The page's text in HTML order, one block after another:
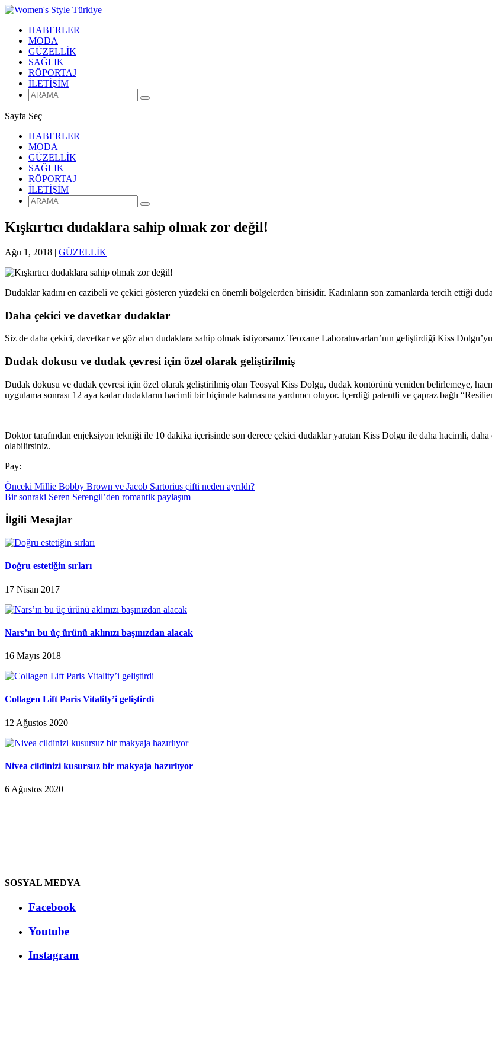
HABERLER
MODA
GÜZELLİK
SAĞLIK
RÖPORTAJ
İLETİŞİM
Sayfa Seç
HABERLER
MODA
GÜZELLİK
SAĞLIK
RÖPORTAJ
İLETİŞİM
Kışkırtıcı dudaklara sahip olmak zor değil!
Ağu 1, 2018 | GÜZELLİK
Dudaklar kadını en cazibeli ve çekici gösteren yüzdeki en önemli bölgelerden birisidir. Kadınların son zamanlarda tercih ettiği
Daha çekici ve davetkar dudaklar
Siz de daha çekici, davetkar ve göz alıcı dudaklara sahip olmak istiyorsanız Teoxane Laboratuvarları’nın geliştirdiği Kiss
Dudak dokusu ve dudak çevresi için özel olarak geliştirilmiş
Dudak dokusu ve dudak çevresi için özel olarak geliştirilmiş olan Teosyal Kiss Dolgu, dudak kontörünü yeniden belirlemeye,
uygulama sonrası 12 aya kadar dudakların hacimli bir biçimde kalmasına yardımcı oluyor. İçerdiği patentli ve çapraz bağlı
Doktor tarafından enjeksiyon tekniği ile 10 dakika içerisinde son derece çekici dudaklar yaratan Kiss Dolgu ile daha hacimli, daha
olabilirsiniz.
Pay:
Önceki Millie Bobby Brown ve Jacob Sartorius çifti neden ayrıldı?
Bir sonraki Seren Serengil’den romantik paylaşım
İlgili Mesajlar
Doğru estetiğin sırları
17 Nisan 2017
Nars’ın bu üç ürünü aklınızı başınızdan alacak
16 Mayıs 2018
Collagen Lift Paris Vitality’i geliştirdi
12 Ağustos 2020
Nivea cildinizi kusursuz bir makyaja hazırlıyor
6 Ağustos 2020
SOSYAL MEDYA
Facebook
Youtube
Instagram